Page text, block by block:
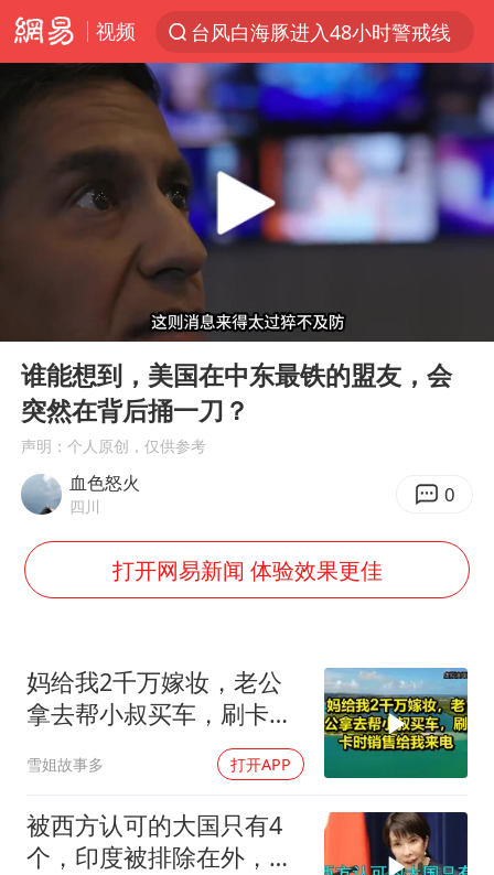
视频
台风白海豚进入48小时警戒线
中方回应是否在太平洋海底开采稀土
宇树科技发行价格150.80元/股
泰国一女公务员妆容引争议 本人回应
外交部发言人就广岛核爆81周年等答记者问
吉林一“温度计大楼”读数爆表
台风白海豚影响中国已成定局
我国编制完成新版全月地质图
U17国足1分钟轰2球
24小时不关空调 电费会更低吗
东方甄选被判赔偿江小白30万元
村民谈“梅姨”：叫的其实是“媒姨”
奋进开新局 实干挑大梁
Play
谁能想到，美国在中东最铁的盟友，会
突然在背后捅一刀？
声明：个人原创，仅供参考
血色怒火
四川 0
打开网易新闻 体验效果更佳
妈给我2千万嫁妆，老公
拿去帮小叔买车，刷卡时
雪姐故事多 打开APP
被西方认可的大国只有4
个，印度被排除在外，为